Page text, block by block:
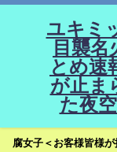
ユキミ
目襲名
とめ速
が止ま
た夜
腐女子＜お客様皆様